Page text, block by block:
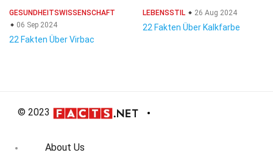
GESUNDHEITSWISSENSCHAFT
06 Sep 2024
22 Fakten Über Virbac
LEBENSSTIL 26 Aug 2024
22 Fakten Über Kalkfarbe
© 2023
About Us